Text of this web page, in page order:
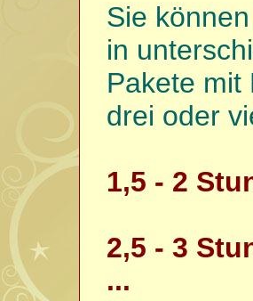
Sie
in
Pakete mit
drei oder
1,5 - 2
2,5 - 3
...